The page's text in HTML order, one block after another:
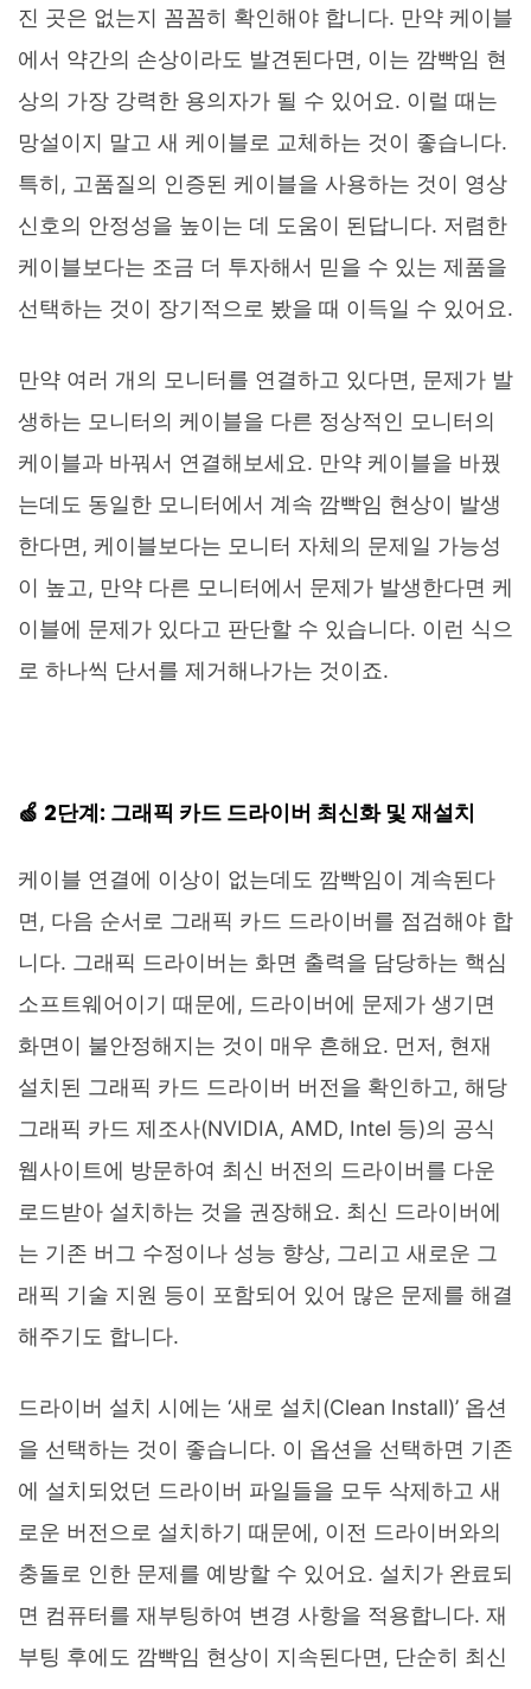
진 곳은 없는지 꼼꼼히 확인해야 합니다. 만약 케이블
에서 약간의 손상이라도 발견된다면, 이는 깜빡임 현
상의 가장 강력한 용의자가 될 수 있어요. 이럴 때는
망설이지 말고 새 케이블로 교체하는 것이 좋습니다.
특히, 고품질의 인증된 케이블을 사용하는 것이 영상
신호의 안정성을 높이는 데 도움이 된답니다. 저렴한
케이블보다는 조금 더 투자해서 믿을 수 있는 제품을
선택하는 것이 장기적으로 봤을 때 이득일 수 있어요.
만약 여러 개의 모니터를 연결하고 있다면, 문제가 발
생하는 모니터의 케이블을 다른 정상적인 모니터의
케이블과 바꿔서 연결해보세요. 만약 케이블을 바꿨
는데도 동일한 모니터에서 계속 깜빡임 현상이 발생
한다면, 케이블보다는 모니터 자체의 문제일 가능성
이 높고, 만약 다른 모니터에서 문제가 발생한다면 케
이블에 문제가 있다고 판단할 수 있습니다. 이런 식으
로 하나씩 단서를 제거해나가는 것이죠.
🍏 2단계: 그래픽 카드 드라이버 최신화 및 재설치
케이블 연결에 이상이 없는데도 깜빡임이 계속된다
면, 다음 순서로 그래픽 카드 드라이버를 점검해야 합
니다. 그래픽 드라이버는 화면 출력을 담당하는 핵심
소프트웨어이기 때문에, 드라이버에 문제가 생기면
화면이 불안정해지는 것이 매우 흔해요. 먼저, 현재
설치된 그래픽 카드 드라이버 버전을 확인하고, 해당
그래픽 카드 제조사(NVIDIA, AMD, Intel 등)의 공식
웹사이트에 방문하여 최신 버전의 드라이버를 다운
로드받아 설치하는 것을 권장해요. 최신 드라이버에
는 기존 버그 수정이나 성능 향상, 그리고 새로운 그
래픽 기술 지원 등이 포함되어 있어 많은 문제를 해결
해주기도 합니다.
드라이버 설치 시에는 ‘새로 설치(Clean Install)’ 옵션
을 선택하는 것이 좋습니다. 이 옵션을 선택하면 기존
에 설치되었던 드라이버 파일들을 모두 삭제하고 새
로운 버전으로 설치하기 때문에, 이전 드라이버와의
충돌로 인한 문제를 예방할 수 있어요. 설치가 완료되
면 컴퓨터를 재부팅하여 변경 사항을 적용합니다. 재
부팅 후에도 깜빡임 현상이 지속된다면, 단순히 최신